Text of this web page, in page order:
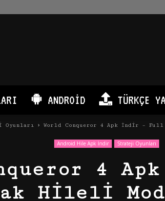
ANDROID TÜRKÇE
Oyunları World Conqueror 4 Apk İndir –
Android Hile Apk İndir Strateji Oyunları
4
Hileli